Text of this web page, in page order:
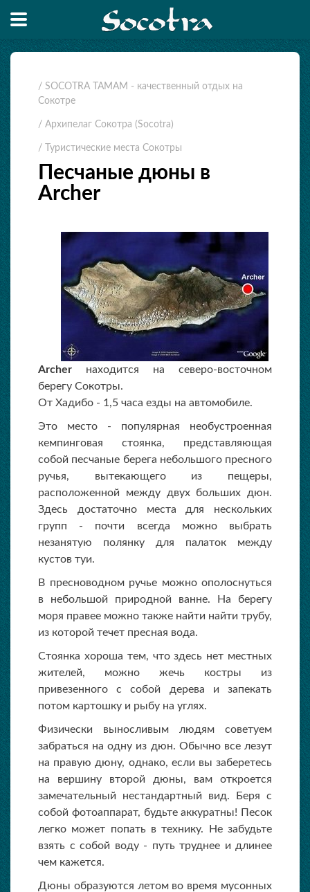
/ SOCOTRA TAMAM - качественный отдых на
Сокотре
/ Архипелаг Сокотра (Socotra)
/ Туристические места Сокотры
Песчаные дюны в
Archer
Archer находится на северо-восточном
берегу Сокотры.
От Хадибо - 1,5 часа езды на автомобиле.
Это место - популярная необустроенная
кемпинговая стоянка, представляющая
собой песчаные берега небольшого пресного
ручья, вытекающего из пещеры,
расположенной между двух больших дюн.
Здесь достаточно места для нескольких
групп - почти всегда можно выбрать
незанятую полянку для палаток между
кустов туи.
В пресноводном ручье можно ополоснуться
в небольшой природной ванне. На берегу
моря правее можно также найти найти трубу,
из которой течет пресная вода.
Стоянка хороша тем, что здесь нет местных
жителей, можно жечь костры из
привезенного с собой дерева и запекать
потом картошку и рыбу на углях.
Физически выносливым людям советуем
забраться на одну из дюн. Обычно все лезут
на правую дюну, однако, если вы заберетесь
на вершину второй дюны, вам откроется
замечательный нестандартный вид. Беря с
собой фотоаппарат, будьте аккуратны! Песок
легко может попать в технику. Не забудьте
взять с собой воду - путь труднее и длинее
чем кажется.
Дюны образуются летом во время мусонных